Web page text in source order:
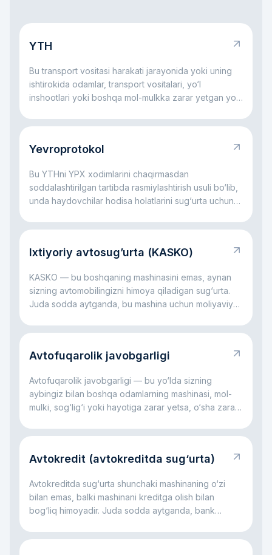
YTH
Bu transport vositasi harakati jarayonida yoki uning
ishtirokida odamlar, transport vositalari, yo‘l
inshootlari yoki boshqa mol-mulkka zarar yetgan yo‘l
Yevroprotokol
Bu YTHni YPX xodimlarini chaqirmasdan
soddalashtirilgan tartibda rasmiylashtirish usuli bo‘lib,
unda haydovchilar hodisa holatlarini sug‘urta uchun
Ixtiyoriy avtosug’urta (KASKO)
KASKO — bu boshqaning mashinasini emas, aynan
sizning avtomobilingizni himoya qiladigan sug‘urta.
Juda sodda aytganda, bu mashina uchun moliyaviy
avtoturargohda shikast yetsa, daraxt tushsa yoki
qismini sug‘urta kompaniyasi o‘z zimmasiga olishi
avtomobil xarajatlari bilan yolg‘iz qoldirmaslikka
yordam beradi.
Avtofuqarolik javobgarligi
Avtofuqarolik javobgarligi — bu yo‘lda sizning
aybingiz bilan boshqa odamlarning mashinasi, mol-
mulki, sog‘lig‘i yoki hayotiga zarar yetsa, o‘sha zarar
aytganda, bu rulda qilingan xato boshqaning zarariga
bu javobgarlik jabrlanuvchi kompensatsiyasiz
ko‘tarmasligi uchun kerak.
Avtokredit (avtokreditda sug‘urta)
Avtokreditda sug‘urta shunchaki mashinaning o‘zi
bilan emas, balki mashinani kreditga olish bilan
bog‘liq himoyadir. Juda sodda aytganda, bank
jarayoni ham himoyalangan bo‘lishini xohlaydi. Shu